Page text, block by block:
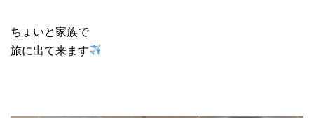
ちょいと家族で
旅に出て来ます